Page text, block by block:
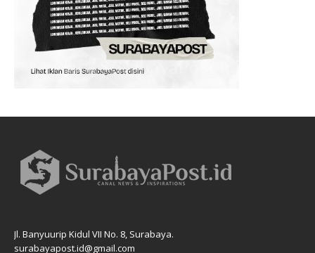
Jl. Banyuurip Kidul VII No. 8, Surabaya.
surabayapost.id@gmail.com